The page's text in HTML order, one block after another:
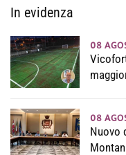
In evidenza
08
08
Nuovo